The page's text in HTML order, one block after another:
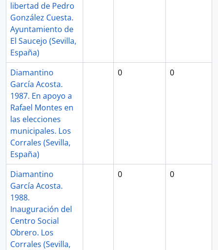
libertad de Pedro
González Cuesta.
Ayuntamiento de
El Saucejo (Sevilla,
España)
Diamantino
García Acosta.
1987. En apoyo a
Rafael Montes en
las elecciones
municipales. Los
Corrales (Sevilla,
España)
0 0
Diamantino
García Acosta.
1988.
Inauguración del
Centro Social
Obrero. Los
Corrales (Sevilla,
0 0